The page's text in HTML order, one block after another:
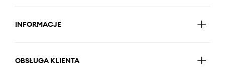
INFORMACJE
OBSŁUGA KLIENTA